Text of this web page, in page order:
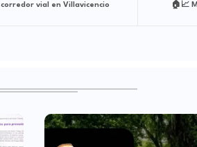
🏠📈
vial en Villavicencio